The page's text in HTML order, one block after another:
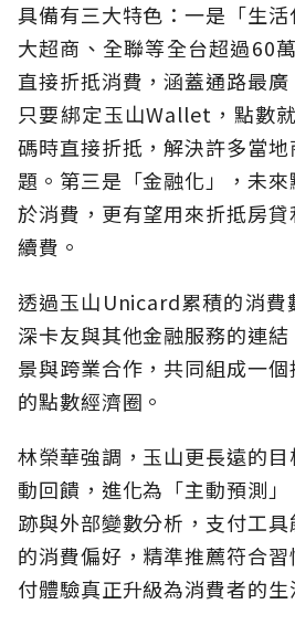
具備有三大特色：一是「生
大超商、全聯等全台超過60
直接折抵消費，涵蓋通路最廣
只要綁定玉山Wallet，點數
碼時直接折抵，解決許多當
題。第三是「金融化」，未
於消費，更有望用來折抵房
續費。
透過玉山Unicard累積的消費
深卡友與其他金融服務的連
景與跨業合作，共同組成一
的點數經濟圈。
林榮華強調，玉山更長遠的
動回饋，進化為「主動預測
跡與外部變數分析，支付工
的消費偏好，精準推薦符合
付體驗真正升級為消費者的生